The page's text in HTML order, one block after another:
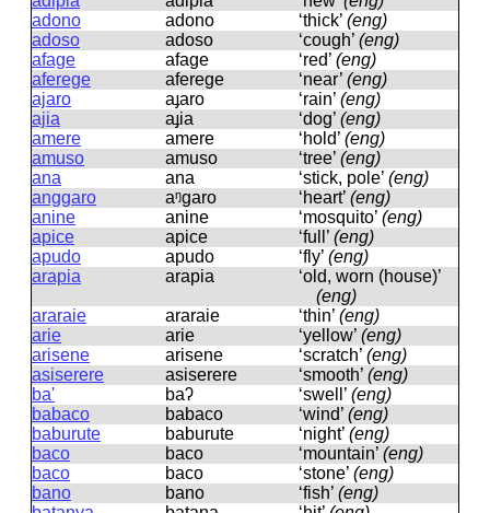
adono
adono ‘thick’ (eng)
adoso
adoso ‘cough’ (eng)
afage
afaɡe ‘red’ (eng)
aferege
afereɡe ‘near’ (eng)
ajaro
aɟaro ‘rain’ (eng)
ajia
aɟia ‘dog’ (eng)
amere
amere ‘hold’ (eng)
amuso
amuso ‘tree’ (eng)
ana
ana ‘stick, pole’ (eng)
anggaro
aᵑɡaro ‘heart’ (eng)
anine
anine ‘mosquito’ (eng)
apice
apice ‘full’ (eng)
apudo
apudo ‘fly’ (eng)
arapia
arapia
‘old, worn (house)’
(eng)
araraie
araraie ‘thin’ (eng)
arie
arie ‘yellow’ (eng)
arisene
arisene ‘scratch’ (eng)
asiserere
asiserere ‘smooth’ (eng)
ba'
baʔ ‘swell’ (eng)
babaco
babaco ‘wind’ (eng)
baburute
baburute ‘night’ (eng)
baco
baco ‘mountain’ (eng)
baco
baco ‘stone’ (eng)
bano
bano ‘fish’ (eng)